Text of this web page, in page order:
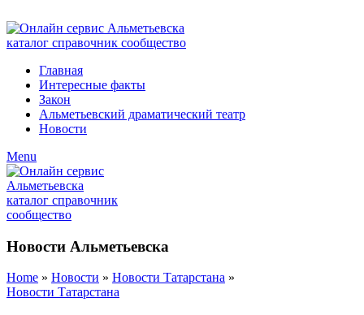
Главная
Интересные факты
Закон
Альметьевский драматический театр
Новости
Menu
Новости Альметьевска
Home » Новости » Новости Татарстана »
Новости Татарстана